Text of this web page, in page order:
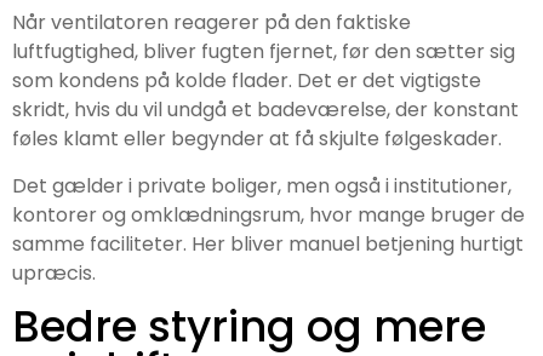
Når ventilatoren reagerer på den faktiske
luftfugtighed, bliver fugten fjernet, før den sætter sig
som kondens på kolde flader. Det er det vigtigste
skridt, hvis du vil undgå et badeværelse, der konstant
føles klamt eller begynder at få skjulte følgeskader.
Det gælder i private boliger, men også i institutioner,
kontorer og omklædningsrum, hvor mange bruger de
samme faciliteter. Her bliver manuel betjening hurtigt
upræcis.
Bedre styring og mere